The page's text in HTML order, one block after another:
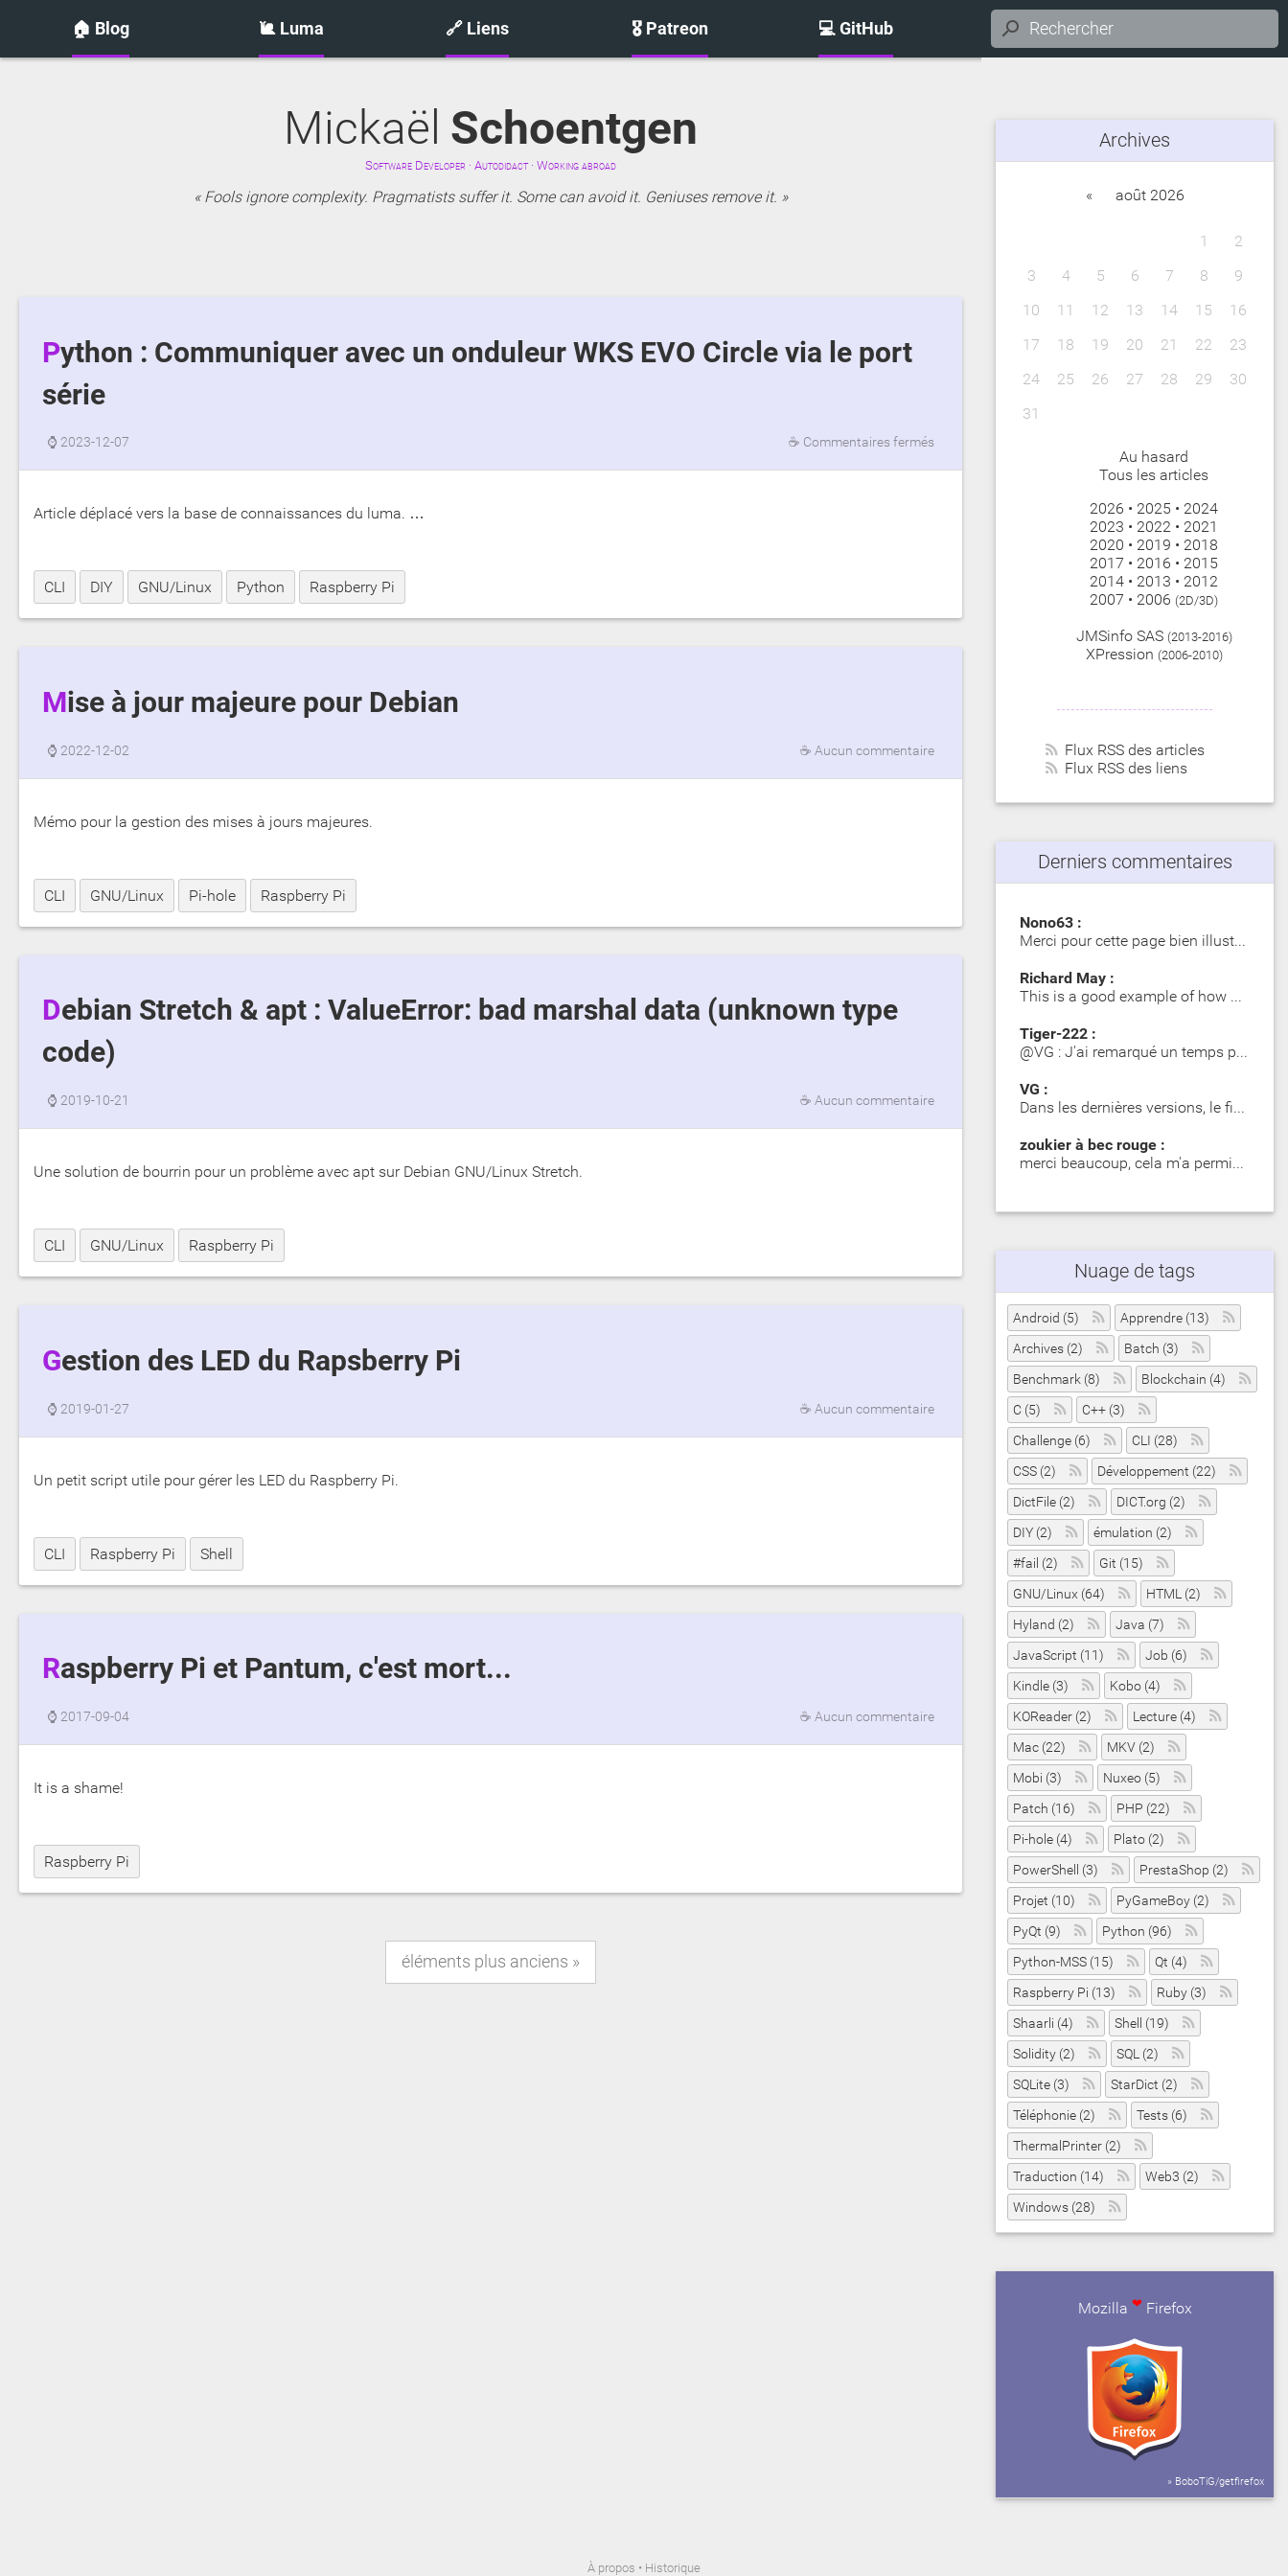
🏠 Blog 🐌 Luma 🔗 Liens 🎖️ Patreon 💻 GitHub
Archives
« août 2026
1
2
3
4 5 6 7 8
9
10
11 12 13 14 15
16
17
18 19 20 21 22
23
24
25 26 27 28 29
30
31
Au hasard
Tous les articles
2026 • 2025 • 2024
2023 • 2022 • 2021
2020 • 2019 • 2018
2017 • 2016 • 2015
2014 • 2013 • 2012
2007 • 2006 (2D/3D)
JMSinfo SAS (2013-2016)
XPression (2006-2010)
Flux RSS des articles
Flux RSS des liens
Derniers commentaires
Nono63 :
Merci pour cette page bien illustrée. Les Girelle Paon obs…
Richard May :
This is a good example of how SIP significantly impacts dy…
Tiger-222 :
@VG : J'ai remarqué un temps plus long lors du premier mot…
VG :
Dans les dernières versions, le fichier zip contient des d…
zoukier à bec rouge :
merci beaucoup, cela m'a permis d'identifier des poisson o…
Nuage de tags
Android (5)
Apprendre (13)
Archives (2)
Batch (3)
Benchmark (8)
Blockchain (4)
C (5)
C++ (3)
Challenge (6)
CLI (28)
CSS (2)
Développement (22)
DictFile (2)
DICT.org (2)
DIY (2)
émulation (2)
#fail (2)
Git (15)
GNU/Linux (64)
HTML (2)
Hyland (2)
Java (7)
JavaScript (11)
Job (6)
Kindle (3)
Kobo (4)
KOReader (2)
Lecture (4)
Mac (22)
MKV (2)
Mobi (3)
Nuxeo (5)
Patch (16)
PHP (22)
Pi-hole (4)
Plato (2)
PowerShell (3)
PrestaShop (2)
Projet (10)
PyGameBoy (2)
PyQt (9)
Python (96)
Python-MSS (15)
Qt (4)
Raspberry Pi (13)
Ruby (3)
Shaarli (4)
Shell (19)
Solidity (2)
SQL (2)
SQLite (3)
StarDict (2)
Téléphonie (2)
Tests (6)
ThermalPrinter (2)
Traduction (14)
Web3 (2)
Windows (28)
Mozilla ❤ Firefox
» BoboTiG/getfirefox
Mickaël Schoentgen
Software Developer · Autodidact · Working abroad
Fools ignore complexity. Pragmatists suffer it. Some can avoid it. Geniuses remove it.
Python : Communiquer avec un onduleur WKS EVO Circle via le port
série
☕ Commentaires fermés
⌚ 2023-12-07
Article déplacé vers la base de connaissances du luma. …
CLI DIY GNU/Linux Python Raspberry Pi
Mise à jour majeure pour Debian
☕Aucun commentaire
⌚ 2022-12-02
Mémo pour la gestion des mises à jours majeures.
CLI GNU/Linux Pi-hole Raspberry Pi
Debian Stretch & apt : ValueError: bad marshal data (unknown type
code)
☕Aucun commentaire
⌚ 2019-10-21
Une solution de bourrin pour un problème avec apt sur Debian GNU/Linux Stretch.
CLI GNU/Linux Raspberry Pi
Gestion des LED du Rapsberry Pi
☕Aucun commentaire
⌚ 2019-01-27
Un petit script utile pour gérer les LED du Raspberry Pi.
CLI Raspberry Pi Shell
Raspberry Pi et Pantum, c'est mort...
☕Aucun commentaire
⌚ 2017-09-04
It is a shame!
Raspberry Pi
éléments plus anciens
À propos • Historique